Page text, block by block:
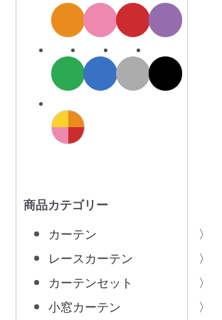
商品カテゴリー
カーテン
レースカーテン
カーテンセット
小窓カーテン